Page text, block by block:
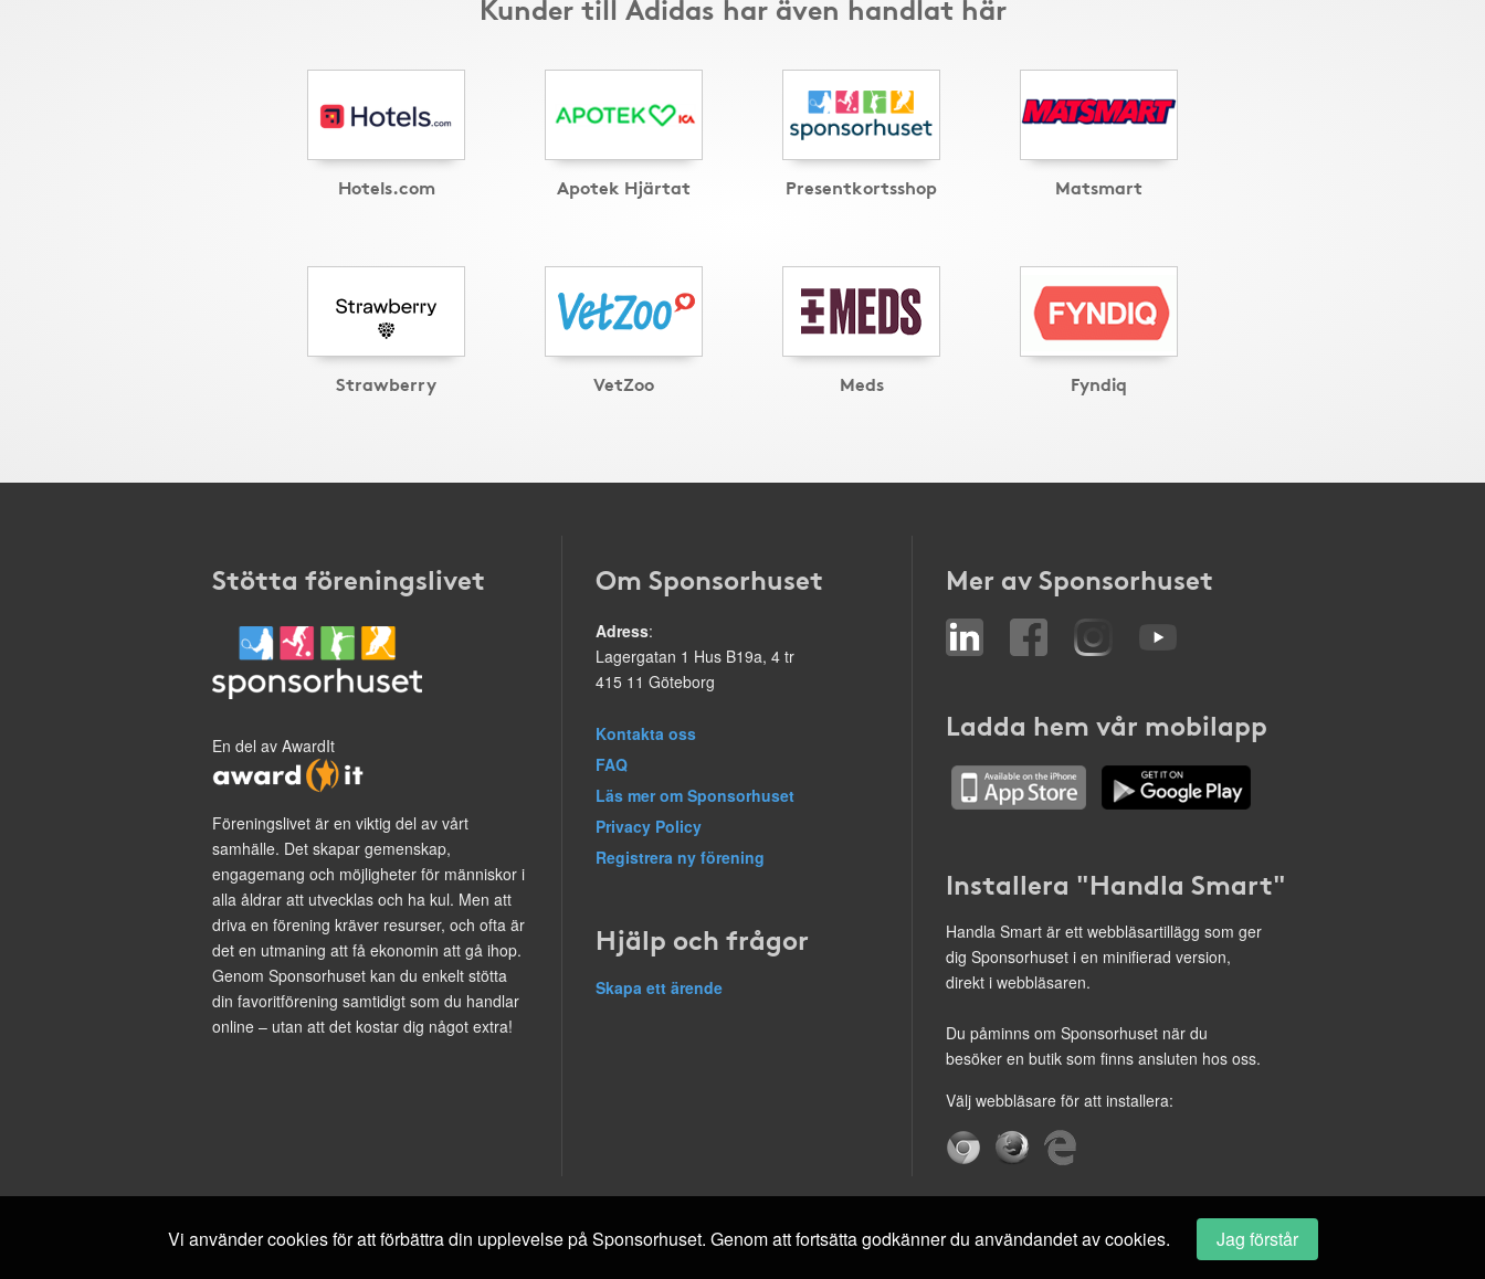
Hotels.com Apotek Hjärtat Presentkortsshop Matsmart
Strawberry VetZoo Meds Fyndiq
Stötta föreningslivet
En del av AwardIt
Föreningslivet är en viktig del av vårt
samhälle. Det skapar gemenskap,
engagemang och möjligheter för människor i
alla åldrar att utvecklas och ha kul. Men att
driva en förening kräver resurser, och ofta är
det en utmaning att få ekonomin att gå ihop.
Genom Sponsorhuset kan du enkelt stötta
din favoritförening samtidigt som du handlar
online – utan att det kostar dig något extra!
Om Sponsorhuset
Adress:
Lagergatan 1 Hus B19a, 4 tr
415 11 Göteborg
Kontakta oss
FAQ
Läs mer om Sponsorhuset
Privacy Policy
Registrera ny förening
Hjälp och frågor
Skapa ett ärende
Mer av Sponsorhuset
Ladda hem vår mobilapp
Installera "Handla Smart"
Handla Smart är ett webbläsartillägg som ger
dig Sponsorhuset i en minifierad version,
direkt i webbläsaren.
Du påminns om Sponsorhuset när du
besöker en butik som finns ansluten hos oss.
Välj webbläsare för att installera:
Vi använder cookies för att förbättra din upplevelse på Sponsorhuset. Genom att fortsätta godkänner du användandet av cookies. Jag förstår